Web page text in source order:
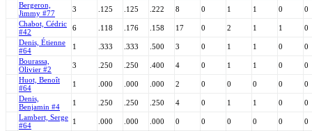
Bergeron,
Jimmy #77
3 .125 .125 .222 8 0 1 1 0
0
Chabot, Cédric
#42
6 .118 .176 .158 17 0 2 1 1
0
Denis, Étienne
#64
1 .333 .333 .500 3 0 1 1 0
0
Bourassa,
Olivier #2
3 .250 .250 .400 4 0 1 1 0
0
Huot, Benoît
#64
1 .000 .000 .000 2 0 0 0 0
0
Denis,
Benjamin #4
1 .250 .250 .250 4 0 1 1 0
0
Lambert, Serge
#64
1 .000 .000 .000 0 0 0 0 0
0